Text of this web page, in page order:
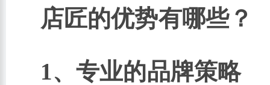
店匠的优势有哪些？
1、专业的品牌策略